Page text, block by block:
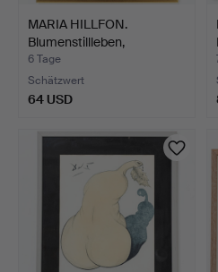
MARIA HILLFON.
Blumenstillleben,
Farblitho…
6 Tage
Schätzwert
64 USD